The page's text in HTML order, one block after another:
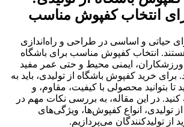
انتخاب کفپوش مناسب
حیاتی و اساسی در طراحی و راه‌اندازی
انتخاب کفپوش مناسب برای باشگاه
ورزشکاران، ایمنی محیط و حتی عمر مفید
خرید کفپوش باشگاه از تولیدی، باید به
تا بتوانید محصولی با کیفیت، مقاوم، و
در این مقاله، به بررسی نکات مهم در
تولیدی، انواع کفپوش‌ها، ویژگی‌های
تولیدکنندگان می‌پردازیم.